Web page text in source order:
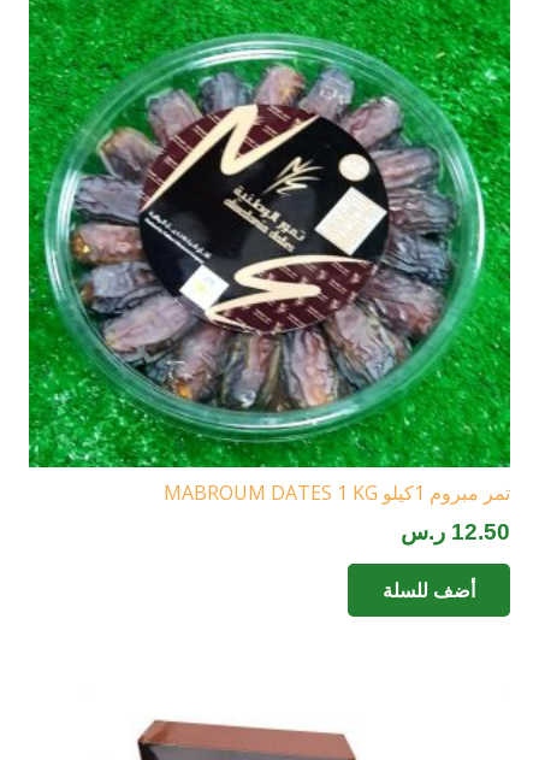
تمر مبروم 1كيلو MABROUM DATES 1 KG
12.50 ر.س
أضف للسلة